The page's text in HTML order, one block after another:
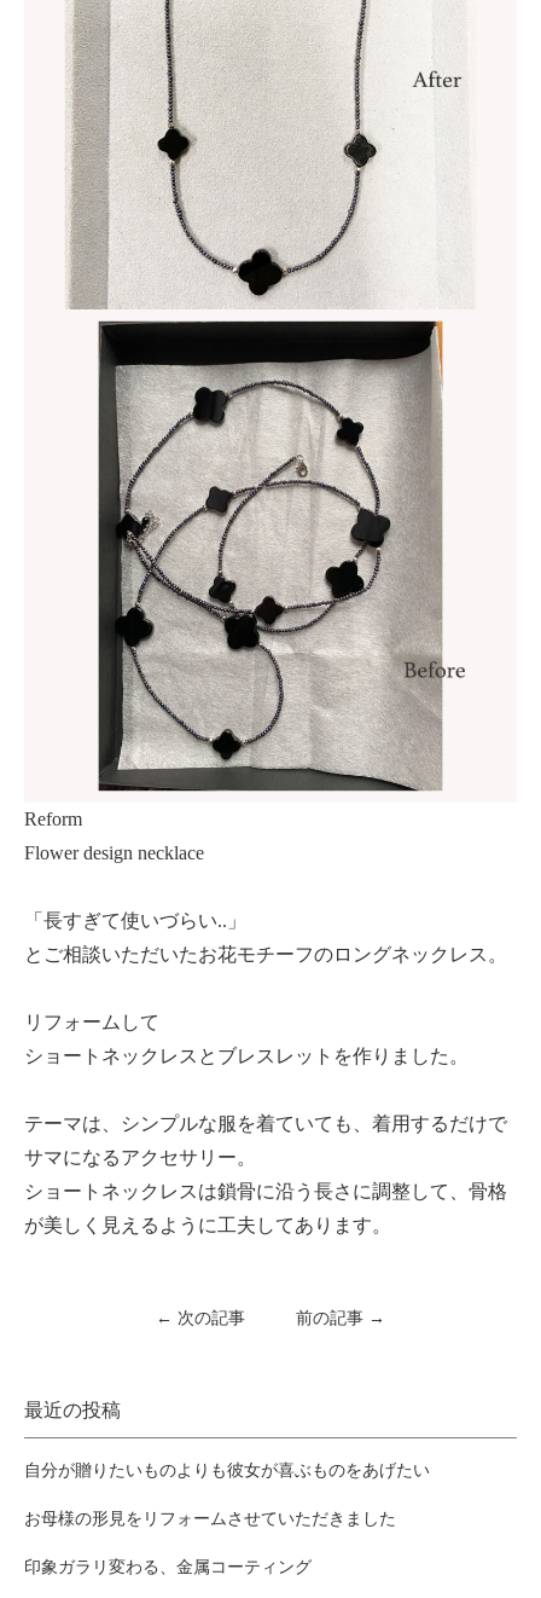
Reform
Flower design necklace
「長すぎて使いづらい..」
とご相談いただいたお花モチーフのロングネックレス。
リフォームして
ショートネックレスとブレスレットを作りました。
テーマは、シンプルな服を着ていても、着用するだけで
サマになるアクセサリー。
ショートネックレスは鎖骨に沿う長さに調整して、骨格
が美しく見えるように工夫してあります。
← 次の記事 前の記事 →
最近の投稿
自分が贈りたいものよりも彼女が喜ぶものをあげたい
お母様の形見をリフォームさせていただきました
印象ガラリ変わる、金属コーティング